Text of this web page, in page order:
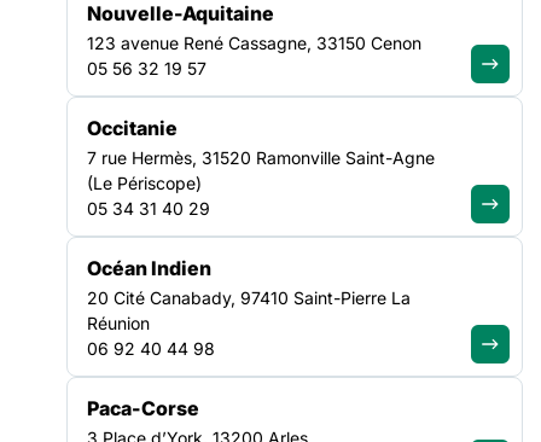
Suivez le mouvement de la
solidarité
NATIONAL
Nouvelle-Aquitaine
123 avenue René Cassagne, 33150 Cenon
05 56 32 19 57
Occitanie
7 rue Hermès, 31520 Ramonville Saint-Agne
(Le Périscope)
05 34 31 40 29
Océan Indien
20 Cité Canabady, 97410 Saint-Pierre La
Réunion
06 92 40 44 98
Paca-Corse
3 Place d’York, 13200 Arles